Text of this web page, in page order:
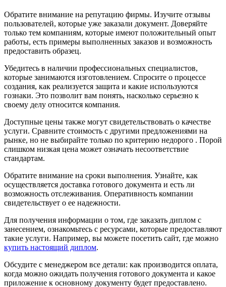
Обратите внимание на репутацию фирмы. Изучите отзывы
пользователей, которые уже заказали документ. Доверяйте
только тем компаниям, которые имеют положительный опыт
работы, есть примеры выполненных заказов и возможность
предоставить образец.
Убедитесь в наличии профессиональных специалистов,
которые занимаются изготовлением. Спросите о процессе
создания, как реализуется защита и какие используются
гознаки. Это позволит вам понять, насколько серьезно к
своему делу относится компания.
Доступные цены также могут свидетельствовать о качестве
услуги. Сравните стоимость с другими предложениями на
рынке, но не выбирайте только по критерию недорого . Порой
слишком низкая цена может означать несоответствие
стандартам.
Обратите внимание на сроки выполнения. Узнайте, как
осуществляется доставка готового документа и есть ли
возможность отслеживания. Оперативность компании
свидетельствует о ее надежности.
Для получения информации о том, где заказать диплом с
занесением, ознакомьтесь с ресурсами, которые предоставляют
такие услуги. Например, вы можете посетить сайт, где можно
купить настоящий диплом.
Обсудите с менеджером все детали: как производится оплата,
когда можно ожидать получения готового документа и какое
приложение к основному документу будет предоставлено.